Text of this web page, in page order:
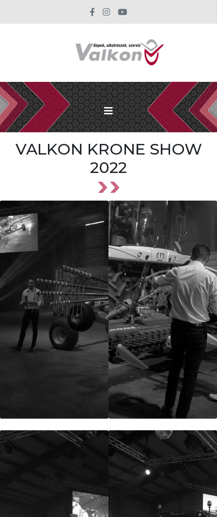
VALKON KRONE SHOW
2022